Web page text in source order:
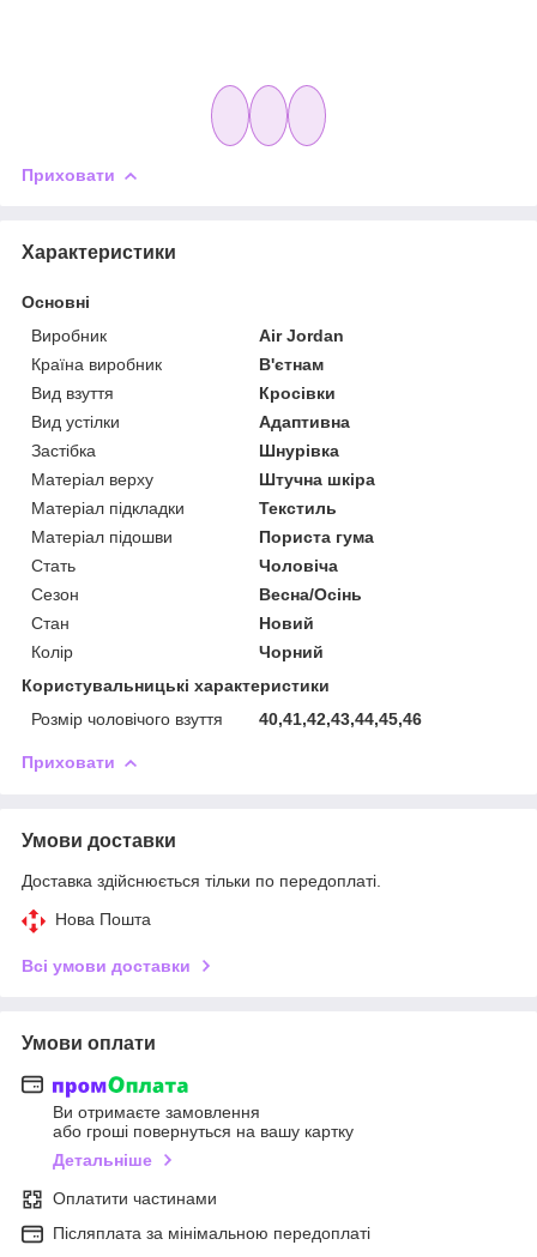
Приховати
Характеристики
Основні
Виробник
Air Jordan
Країна виробник
В'єтнам
Вид взуття
Кросівки
Вид устілки
Адаптивна
Застібка
Шнурівка
Матеріал верху
Штучна шкіра
Матеріал підкладки
Текстиль
Матеріал підошви
Пориста гума
Стать
Чоловіча
Сезон
Весна/Осінь
Стан
Новий
Колір
Чорний
Користувальницькі характеристики
Розмір чоловічого взуття
40,41,42,43,44,45,46
Приховати
Умови доставки
Доставка здійснюється тільки по передоплаті.
Нова Пошта
Всі умови доставки
Умови оплати
Ви отримаєте замовлення
або гроші повернуться на вашу картку
Детальніше
Оплатити частинами
Післяплата за мінімальною передоплаті